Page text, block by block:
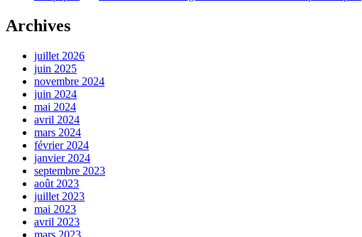
Archives
juillet 2026
juin 2025
novembre 2024
juin 2024
mai 2024
avril 2024
mars 2024
février 2024
janvier 2024
septembre 2023
août 2023
juillet 2023
mai 2023
avril 2023